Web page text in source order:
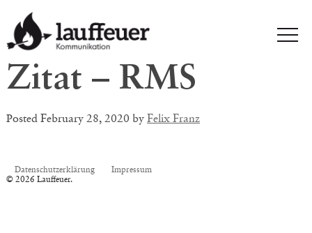
Zitat – RMS
Posted February 28, 2020 by Felix Franz
Datenschutzerklärung
Impressum
© 2026 Lauffeuer.